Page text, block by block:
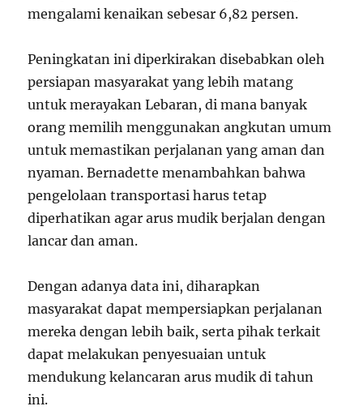
mengalami kenaikan sebesar 6,82 persen.
Peningkatan ini diperkirakan disebabkan oleh
persiapan masyarakat yang lebih matang
untuk merayakan Lebaran, di mana banyak
orang memilih menggunakan angkutan umum
untuk memastikan perjalanan yang aman dan
nyaman. Bernadette menambahkan bahwa
pengelolaan transportasi harus tetap
diperhatikan agar arus mudik berjalan dengan
lancar dan aman.
Dengan adanya data ini, diharapkan
masyarakat dapat mempersiapkan perjalanan
mereka dengan lebih baik, serta pihak terkait
dapat melakukan penyesuaian untuk
mendukung kelancaran arus mudik di tahun
ini.